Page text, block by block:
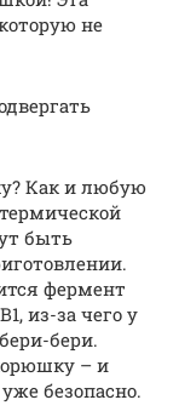
не
Как и любую
быть
фермент
из-за чего у
бери.
– и
безопасно.